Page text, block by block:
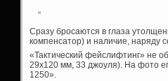
Сразу бросаются в глаза
компенсатор) и наличие, наряду
«Тактический фейслифтинг» не
29х120 мм, 33 джоуля). На фото
1250».